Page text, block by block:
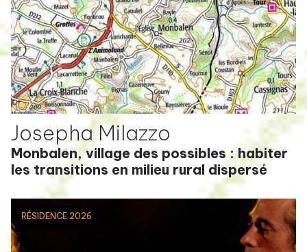
Josepha Milazzo
Monbalen, village des possibles : habiter
les transitions en milieu rural dispersé
RÉSIDENCE 2026